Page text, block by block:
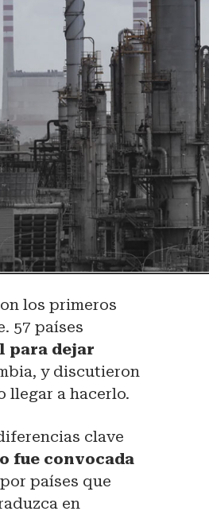
los primeros
57 países
para dejar
y discutieron
llegar a hacerlo.
clave
fue convocada
países que
en